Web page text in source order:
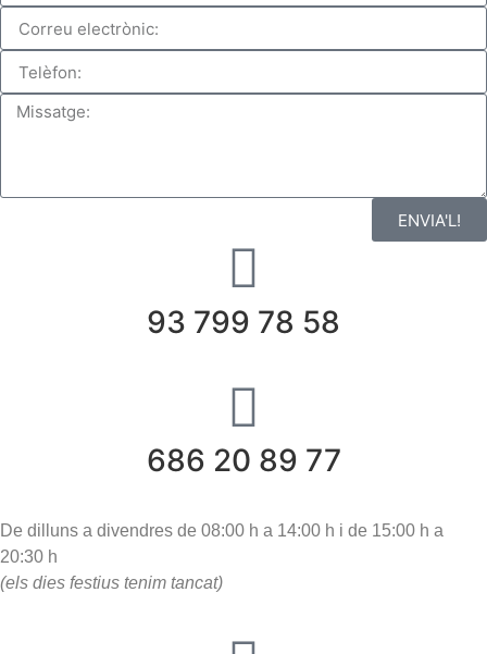
ENVIA'L!
93 799 78 58
686 20 89 77
De dilluns a divendres de 08:00 h a 14:00 h i de 15:00 h a
20:30 h
(els dies festius tenim tancat)